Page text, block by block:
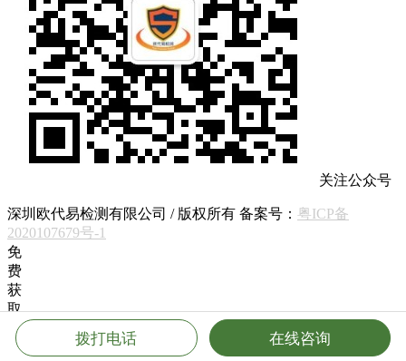
关注公众号
深圳欧代易检测有限公司 / 版权所有 备案号： 粤ICP备
2020107679号-1
免
费
获
取
方
案
拨打电话 在线咨询